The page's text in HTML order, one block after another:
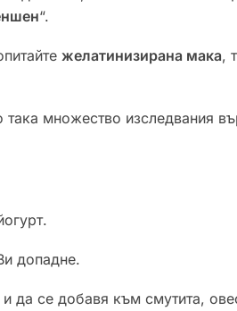
“.
желатинизирана мака,
множество изследвания
допадне.
се добавя към смутита,